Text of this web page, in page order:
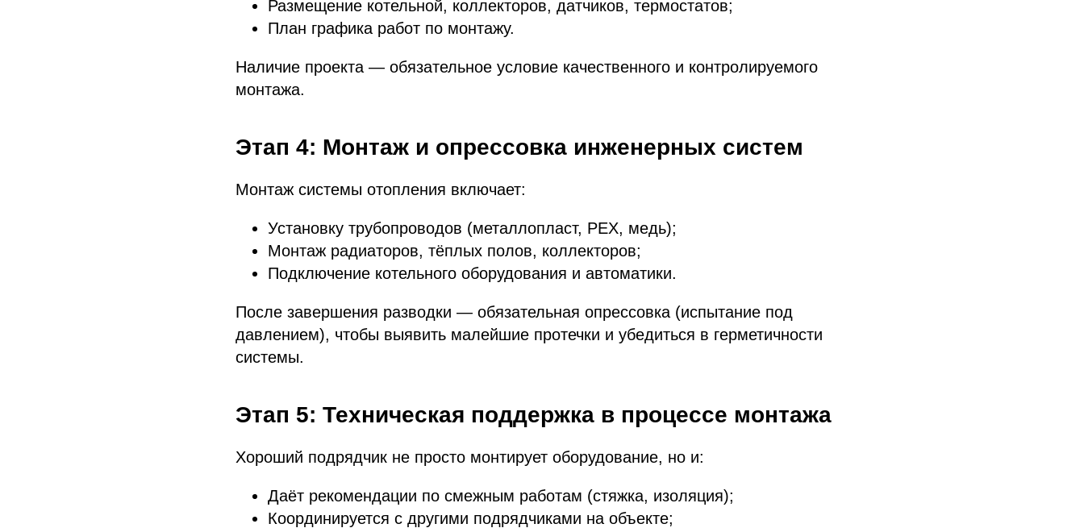
Размещение котельной, коллекторов, датчиков, термостатов;
План графика работ по монтажу.
Наличие проекта — обязательное условие качественного и контролируемого
монтажа.
Этап 4: Монтаж и опрессовка инженерных систем
Монтаж системы отопления включает:
Установку трубопроводов (металлопласт, PEX, медь);
Монтаж радиаторов, тёплых полов, коллекторов;
Подключение котельного оборудования и автоматики.
После завершения разводки — обязательная опрессовка (испытание под
давлением), чтобы выявить малейшие протечки и убедиться в герметичности
системы.
Этап 5: Техническая поддержка в процессе монтажа
Хороший подрядчик не просто монтирует оборудование, но и:
Даёт рекомендации по смежным работам (стяжка, изоляция);
Координируется с другими подрядчиками на объекте;